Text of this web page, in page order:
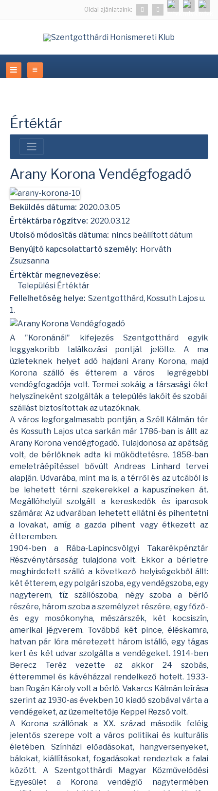
Oldal ajánlataink:
Értéktár
Arany Korona Vendégfogadó
Beküldés dátuma: 2020.03.05
Értéktárba rögzítve: 2020.03.12
Utolsó módosítás dátuma: nincs beállított dátum
Benyújtó kapcsolattartó személy: Horváth
Zsuzsanna
Értéktár megnevezése:
Települési Értéktár
Fellelhetőség helye: Szentgotthárd, Kossuth Lajos u.
1.
A "Koronánál" kifejezés Szentgotthárd egyik
leggyakoribb találkozási pontját jelölte. A ma
üzleteknek helyet adó hajdani Arany Korona, majd
Korona szálló és étterem a város legrégebbi
vendégfogadója volt. Termei sokáig a társasági élet
helyszíneként szolgálták a település lakóit és szobái
szállást biztosítottak az utazóknak.
A város legforgalmasabb pontján, a Széll Kálmán tér
és Kossuth Lajos utca sarkán már 1786-ban is állt az
Arany Korona vendégfogadó. Tulajdonosa az apátság
volt, de bérlőknek adta ki működtetésre. 1858-ban
emeletráépítéssel bővült Andreas Linhard tervei
alapján. Udvarába, mint ma is, a térről és az utcából is
be lehetett térni szekerekkel a kapuszíneken át.
Megállóhelyül szolgált a kereskedők és iparosok
számára: Az udvarában lehetett ellátni és pihentetni
a lovakat, amíg a gazda pihent vagy étkezett az
étteremben.
1904-ben a Rába-Lapincsvölgyi Takarékpénztár
Részvénytársaság tulajdona volt. Ekkor a bérletre
meghirdetett szálló a következő helyiségekből állt:
két étterem, egy polgári szoba, egy vendégszoba, egy
nagyterem, tíz szállószoba, négy szoba a bérlő
részére, három szoba a személyzet részére, egy főző-
és egy mosókonyha, mészárszék, két kocsiszín,
amerikai jégverem. Továbbá két pince, éléskamra,
hatvan pár lóra méretezett három istálló, egy tágas
kert és két udvar szolgálta a vendégeket. 1914-ben
Berecz Teréz vezette az akkor 24 szobás,
étteremmel és kávéházzal rendelkező hotelt. 1933-
ban Rogán Károly volt a bérlő. Vakarcs Kálmán leírása
szerint az 1930-as években 10 kiadó szobával várta a
vendégeket, az üzemeltetője Keppel Rezső volt.
A Korona szállónak a XX. század második feléig
jelentős szerepe volt a város politikai és kulturális
életében. Színházi előadásokat, hangversenyeket,
bálokat, kiállításokat, fogadásokat rendeztek a falai
között. A Szentgotthárdi Magyar Közművelődési
Egyesület a Korona vendéglő nagytermében